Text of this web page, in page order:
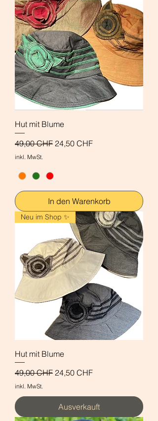
Hut mit Blume
Standardpreis
49,00 CHF Sale-Preis
24,50 CHF
inkl. MwSt.
In den Warenkorb
Neu im Shop ✨
Hut mit Blume
Standardpreis
49,00 CHF Sale-Preis
24,50 CHF
inkl. MwSt.
Ausverkauft